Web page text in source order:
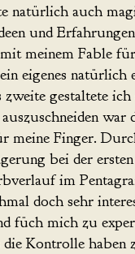
natürlich auch
und
meinem Fable
eigenes natürlich
zweite gestaltete
war
meine Finger.
bei der
im
doch sehr
füch mich zu
Kontrolle haben